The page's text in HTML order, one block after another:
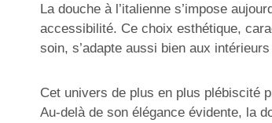
La douche à l’italienne s’impose
accessibilité. Ce choix esthétique,
soin, s’adapte aussi bien aux
Cet univers de plus en plus plébiscité
Au-delà de son élégance évidente, la